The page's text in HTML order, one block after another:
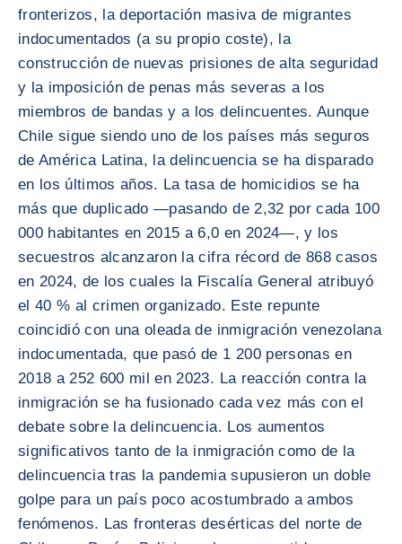
fronterizos, la deportación masiva de migrantes
indocumentados (a su propio coste), la
construcción de nuevas prisiones de alta seguridad
y la imposición de penas más severas a los
miembros de bandas y a los delincuentes. Aunque
Chile sigue siendo uno de los países más seguros
de América Latina, la delincuencia se ha disparado
en los últimos años. La tasa de homicidios se ha
más que duplicado —pasando de 2,32 por cada 100
000 habitantes en 2015 a 6,0 en 2024—, y los
secuestros alcanzaron la cifra récord de 868 casos
en 2024, de los cuales la Fiscalía General atribuyó
el 40 % al crimen organizado. Este repunte
coincidió con una oleada de inmigración venezolana
indocumentada, que pasó de 1 200 personas en
2018 a 252 600 mil en 2023. La reacción contra la
inmigración se ha fusionado cada vez más con el
debate sobre la delincuencia. Los aumentos
significativos tanto de la inmigración como de la
delincuencia tras la pandemia supusieron un doble
golpe para un país poco acostumbrado a ambos
fenómenos. Las fronteras desérticas del norte de